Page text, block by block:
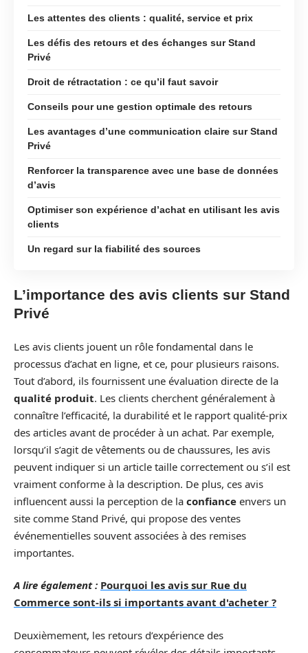
Les attentes des clients : qualité, service et prix
Les défis des retours et des échanges sur Stand
Privé
Droit de rétractation : ce qu’il faut savoir
Conseils pour une gestion optimale des retours
Les avantages d’une communication claire sur Stand
Privé
Renforcer la transparence avec une base de données
d’avis
Optimiser son expérience d’achat en utilisant les avis
clients
Un regard sur la fiabilité des sources
L’importance des avis clients sur Stand
Privé
Les avis clients jouent un rôle fondamental dans le
processus d’achat en ligne, et ce, pour plusieurs raisons.
Tout d’abord, ils fournissent une évaluation directe de la
qualité produit. Les clients cherchent généralement à
connaître l’efficacité, la durabilité et le rapport qualité-prix
des articles avant de procéder à un achat. Par exemple,
lorsqu’il s’agit de vêtements ou de chaussures, les avis
peuvent indiquer si un article taille correctement ou s’il est
vraiment conforme à la description. De plus, ces avis
influencent aussi la perception de la confiance envers un
site comme Stand Privé, qui propose des ventes
événementielles souvent associées à des remises
importantes.
A lire également : Pourquoi les avis sur Rue du
Commerce sont-ils si importants avant d'acheter ?
Deuxièmement, les retours d’expérience des